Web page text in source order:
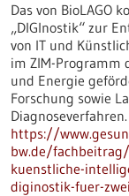
Das von BioLAGO
„DIGInostik“ zur
von IT und
im ZIM-Programm
und Energie
Forschung sowie
Diagnoseverfahren.
https://
bw.de/
kuenstliche-
diginostik-fuer-